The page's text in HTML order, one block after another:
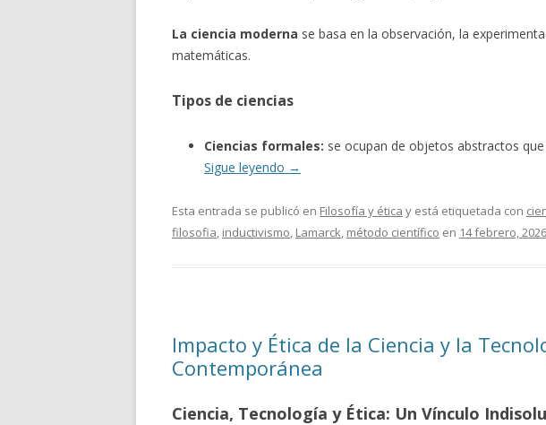
La ciencia moderna se basa en la observación, la
matemáticas.
Tipos de ciencias
Ciencias formales: se ocupan de objetos abstractos
Sigue leyendo →
Esta entrada se publicó en Filosofía y ética y está etiquetada con
filosofia, inductivismo, Lamarck, método científico en 14 febrero, 2026
Impacto y Ética de la Ciencia y la
Contemporánea
Ciencia, Tecnología y Ética: Un Vínculo